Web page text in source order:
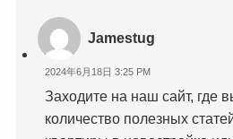
Jamestug
2024年6月18日 3:25 PM
Заходите на наш сайт, где
количество полезных